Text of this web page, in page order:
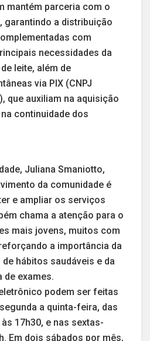
mantém parceria com o
garantindo a distribuição
com
necessidades da
leite, além de
via PIX (CNPJ
que auxiliam na aquisição
continuidade dos
Juliana Smaniotto,
da comunidade é
e ampliar os serviços
chama a atenção para o
mais jovens, muitos com
a importância da
hábitos saudáveis e da
de exames.
podem ser feitas
a quinta-feira, das
17h30, e nas sextas-
Em dois sábados por mês,